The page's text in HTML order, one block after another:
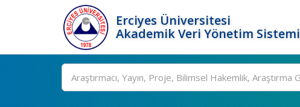
Erciyes Üniversitesi
Akademik Veri Yönetim Sistemi
Ara